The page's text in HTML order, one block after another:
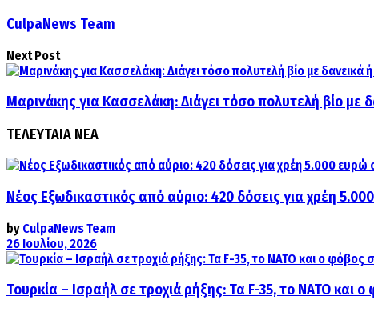
CulpaNews Team
Next Post
Μαρινάκης για Κασσελάκη: Διάγει τόσο πολυτελή βίο με
ΤΕΛΕΥΤΑΙΑ ΝΕΑ
Νέος Εξωδικαστικός από αύριο: 420 δόσεις για χρέη
by CulpaNews Team
26 Ιουλίου, 2026
Τουρκία – Ισραήλ σε τροχιά ρήξης: Τα F-35, το ΝΑΤΟ και